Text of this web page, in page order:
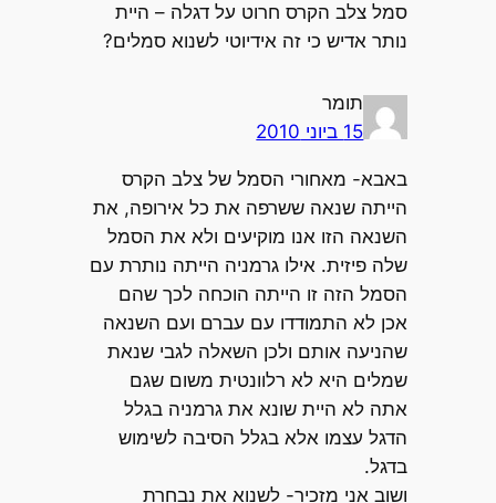
סמל צלב הקרס חרוט על דגלה – היית
נותר אדיש כי זה אידיוטי לשנוא סמלים?
תומר
15 ביוני 2010
באבא- מאחורי הסמל של צלב הקרס
הייתה שנאה ששרפה את כל אירופה, את
השנאה הזו אנו מוקיעים ולא את הסמל
שלה פיזית. אילו גרמניה הייתה נותרת עם
הסמל הזה זו הייתה הוכחה לכך שהם
אכן לא התמודדו עם עברם ועם השנאה
שהניעה אותם ולכן השאלה לגבי שנאת
שמלים היא לא רלוונטית משום שגם
אתה לא היית שונא את גרמניה בגלל
הדגל עצמו אלא בגלל הסיבה לשימוש
בדגל.
ושוב אני מזכיר- לשנוא את נבחרת